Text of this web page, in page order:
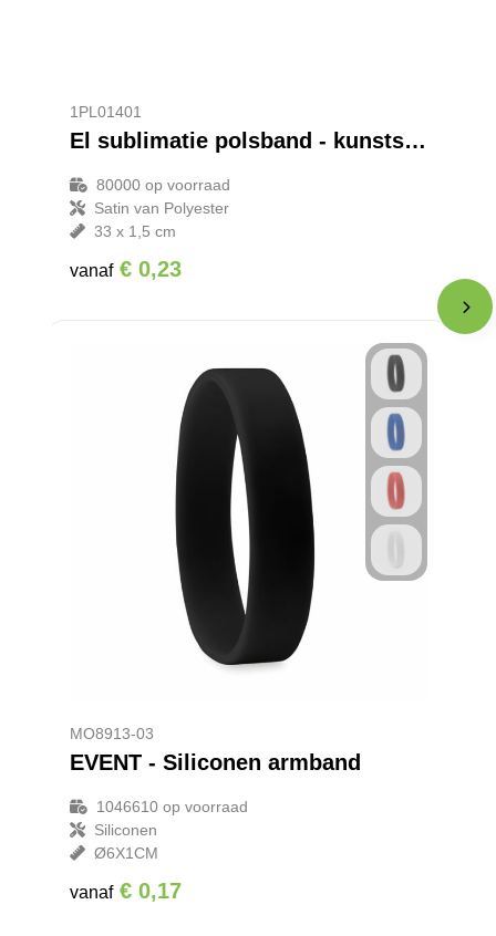
1PL01401
El sublimatie polsband - kunststof sluiting
80000op voorraad
Satin van Polyester
33 x 1,5 cm
vanaf € 0,23
MO8913-03
EVENT - Siliconen armband
1046610op voorraad
Siliconen
Ø6X1CM
vanaf € 0,17